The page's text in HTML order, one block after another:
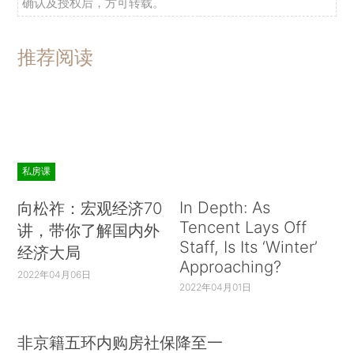
推荐阅读
私房课
向松祚：宏观经济70
讲，带你了解国内外
经济大局
2022年04月06日
In Depth: As
Tencent Lays Off
Staff, Is Its ‘Winter’
Approaching?
2022年04月01日
非京籍五环内购房社保降至一